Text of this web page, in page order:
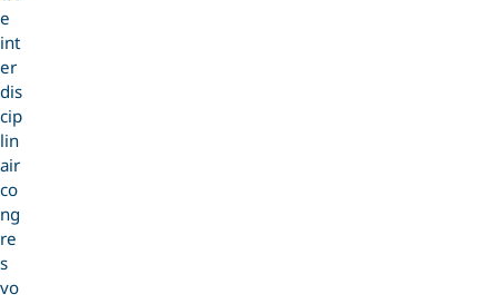
e
int
er
dis
cip
lin
air
co
ng
re
s
vo